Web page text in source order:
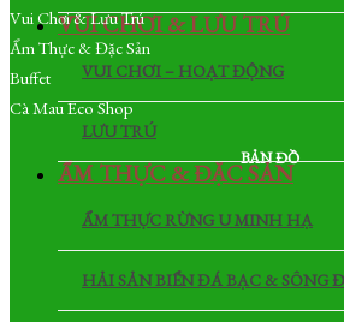
VUI CHƠI & LƯU TRÚ
VUI CHƠI – HOẠT ĐỘNG
LƯU TRÚ
ẨM THỰC & ĐẶC SẢN
ẨM THỰC RỪNG U MINH HẠ
HẢI SẢN BIỂN ĐÁ BẠC & SÔNG
Vui Chơi & Lưu Trú
Ẩm Thực & Đặc Sản
Buffet
Cà Mau Eco Shop
BẢN ĐỒ